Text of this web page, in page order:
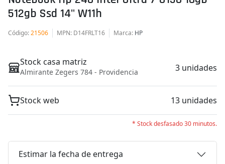
512gb Ssd 14" W11h
Código:21506 MPN: D14FRLT16 Marca: HP
Stock casa matriz
Almirante Zegers 784 - Providencia 3 unidades
Stock web 13 unidades
* Stock desfasado 30 minutos.
Estimar la fecha de entrega